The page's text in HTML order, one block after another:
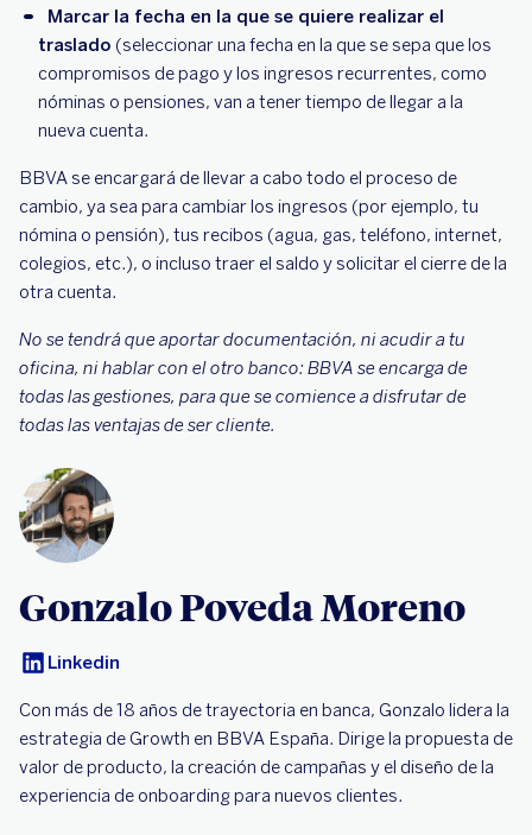
Marcar la fecha en la que se quiere realizar el
traslado (seleccionar una fecha en la que se sepa que los
compromisos de pago y los ingresos recurrentes, como
nóminas o pensiones, van a tener tiempo de llegar a la
nueva cuenta.
BBVA se encargará de llevar a cabo todo el proceso de
cambio, ya sea para cambiar los ingresos (por ejemplo, tu
nómina o pensión), tus recibos (agua, gas, teléfono, internet,
colegios, etc.), o incluso traer el saldo y solicitar el cierre de la
otra cuenta.
No se tendrá que aportar documentación, ni acudir a tu
oficina, ni hablar con el otro banco: BBVA se encarga de
todas las gestiones, para que se comience a disfrutar de
todas las ventajas de ser cliente.
Gonzalo Poveda Moreno
Linkedin
Con más de 18 años de trayectoria en banca, Gonzalo lidera la
estrategia de Growth en BBVA España. Dirige la propuesta de
valor de producto, la creación de campañas y el diseño de la
experiencia de onboarding para nuevos clientes.